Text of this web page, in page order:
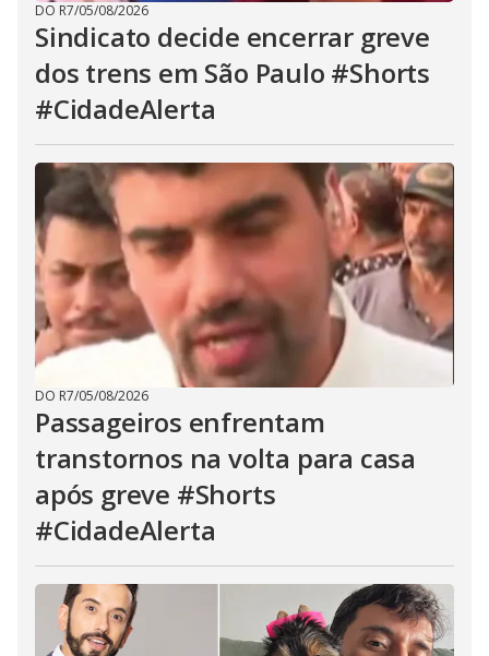
DO R7/05/08/2026
Sindicato decide encerrar greve
dos trens em São Paulo #Shorts
#CidadeAlerta
DO R7/05/08/2026
Passageiros enfrentam
transtornos na volta para casa
após greve #Shorts
#CidadeAlerta